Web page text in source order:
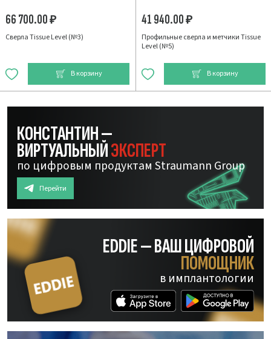
66 700.00₽
Сверла Tissue Level (№3)
В корзину
41 940.00₽
Профильные сверла и метчики Tissue
Level (№5)
В корзину
КОНСТАНТИН —
ВИРТУАЛЬНЫЙЭКСПЕРТ
по цифровым продуктам Straumann Group
Перейти
EDDIE — ВАШ ЦИФРОВОЙ
ПОМОЩНИК
в имплантологии